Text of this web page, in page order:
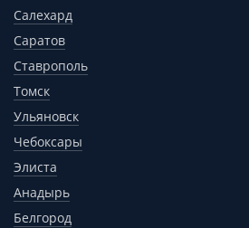
Салехард
Саратов
Ставрополь
Томск
Ульяновск
Чебоксары
Элиста
Анадырь
Белгород